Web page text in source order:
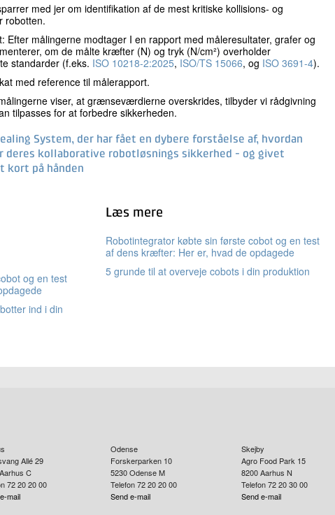
med jer om identifikation af de mest kritiske kollisions- og
robotten.
Efter målingerne modtager I en rapport med måleresultater, grafer og
om de målte kræfter (N) og tryk (N/cm²) overholder
standarder (f.eks. ISO 10218-2:2025, ISO/TS 15066, og ISO 3691-4).
med reference til målerapport.
viser, at grænseværdierne overskrides, tilbyder vi rådgivning
tilpasses for at forbedre sikkerheden.
System, der har fået en dybere forståelse af, hvordan
deres kollaborative robotløsnings sikkerhed - og givet
kort på hånden
og en test
ind i din
Læs mere
Robotintegrator købte sin første cobot og en test
af dens kræfter: Her er, hvad de opdagede
5 grunde til at overveje cobots i din produktion
Allé 29
Aarhus C
72 20 20 00
mail
Odense
Forskerparken 10
5230 Odense M
Telefon 72 20 20 00
Send e-mail
Skejby
Agro Food Park 15
8200Aarhus N
Telefon 72 20 30 00
Send e-mail